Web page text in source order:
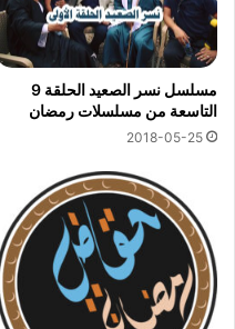
مسلسل نسر الصعيد الحلقة 9
التاسعة من مسلسلات رمضان
2018-05-25